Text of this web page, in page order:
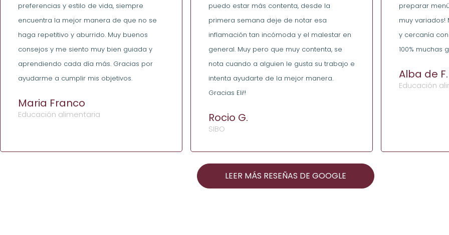
preferencias y estilo de vida, siempre
encuentra la mejor manera de que no se
haga repetitivo y aburrido. Muy buenos
consejos y me siento muy bien guiada y
aprendiendo cada día más. Gracias por
ayudarme a cumplir mis objetivos.
Maria Franco
Educación alimentaria
puedo estar más contenta, desde la
primera semana deje de notar esa
inflamación tan incómoda y el malestar en
general. Muy pero que muy contenta, se
nota cuando a alguien le gusta su trabajo e
intenta ayudarte de la mejor manera.
Gracias Eli!!
Rocio G.
SIBO
preparar
muy variados!
y cercanía
100% muchas
Alba de F.
Educación
LEER MÁS RESEÑAS DE GOOGLE